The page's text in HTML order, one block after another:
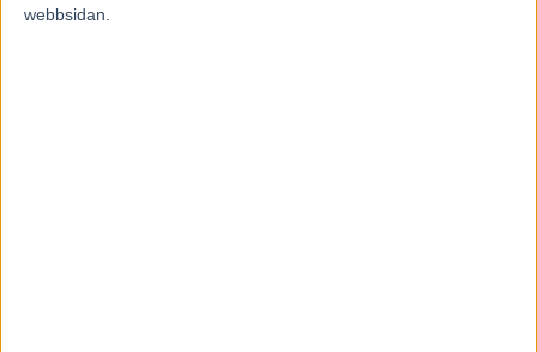
webbsidan.